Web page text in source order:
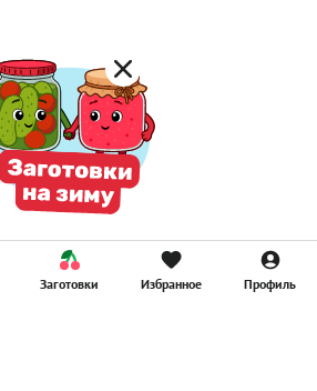
Заготовки Избранное Профиль